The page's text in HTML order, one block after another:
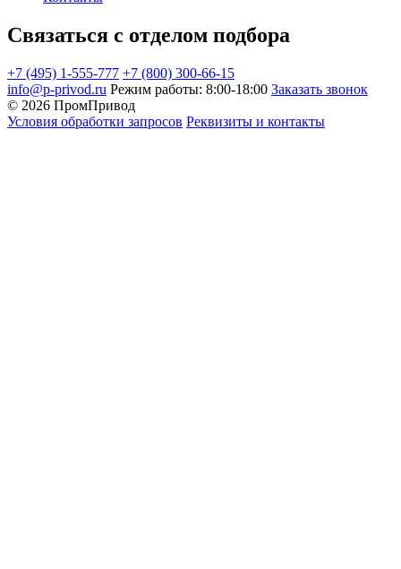
Связаться с отделом подбора
+7 (495) 1-555-777 +7 (800) 300-66-15
info@p-privod.ru Режим работы: 8:00-18:00 Заказать звонок
© 2026 ПромПривод
Условия обработки запросов Реквизиты и контакты